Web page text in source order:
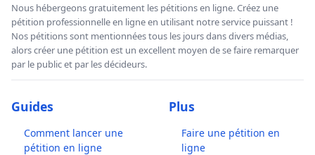
Nous hébergeons gratuitement les pétitions en ligne. Créez une
pétition professionnelle en ligne en utilisant notre service puissant !
Nos pétitions sont mentionnées tous les jours dans divers médias,
alors créer une pétition est un excellent moyen de se faire remarquer
par le public et par les décideurs.
Guides
Comment lancer une
pétition en ligne
Plus
Faire une pétition en
ligne